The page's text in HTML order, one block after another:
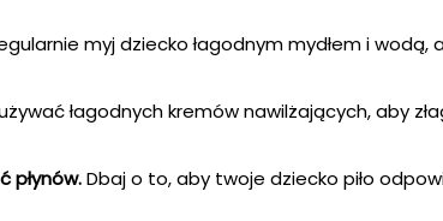
myj dziecko łagodnym mydłem i wodą,
łagodnych kremów nawilżających, aby
płynów.Dbaj o to, aby twoje dziecko piło